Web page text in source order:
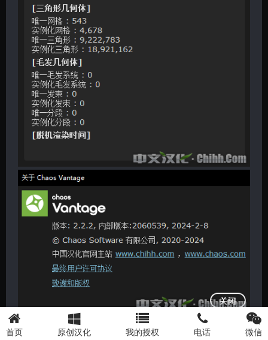
首页 原创汉化 我的授权 电话 微信